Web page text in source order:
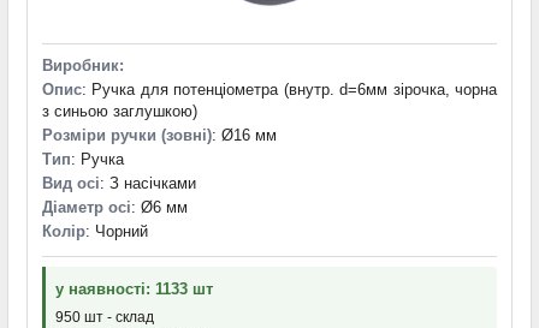
Виробник:
Опис: Ручка для потенціометра (внутр. d=6мм зірочка, чорна
з синьою заглушкою)
Розміри ручки (зовні): Ø16 мм
Тип: Ручка
Вид осі: З насічками
Діаметр осі: Ø6 мм
Колір: Чорний
у наявності: 1133 шт
950 шт - склад